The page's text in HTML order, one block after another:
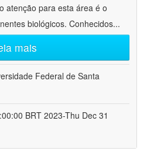
atenção para esta área é o
biológicos. Conhecidos...
mais
Federal de Santa
BRT 2023-Thu Dec 31